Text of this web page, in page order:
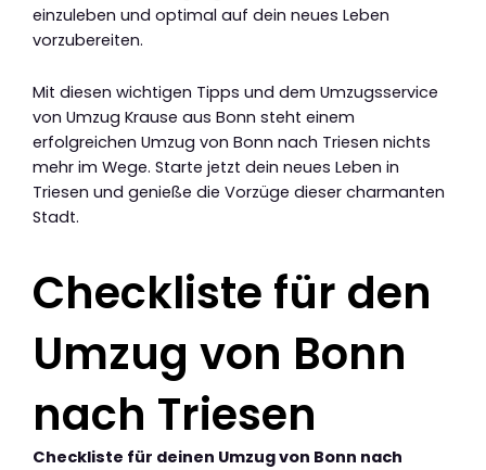
einzuleben und optimal auf dein neues Leben
vorzubereiten.
Mit diesen wichtigen Tipps und dem Umzugsservice
von Umzug Krause aus Bonn steht einem
erfolgreichen Umzug von Bonn nach Triesen nichts
mehr im Wege. Starte jetzt dein neues Leben in
Triesen und genieße die Vorzüge dieser charmanten
Stadt.
Checkliste für den
Umzug von Bonn
nach Triesen
Checkliste für deinen Umzug von Bonn nach